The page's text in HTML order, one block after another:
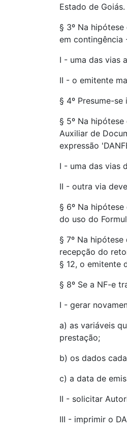
Estado de Goiás.
§ 3º Na
em contingência
I - uma das vias
II - o emitente
§ 4º Presume-
§ 5º Na
Auxiliar de
expressão
I - uma das vias
II - outra via
§ 6º Na
do uso do
§ 7º Na
recepção do
§ 12, o emitente
§ 8º Se a NF-e
I - gerar
a) as variáveis
prestação;
b) os dados
c) a data de
II - solicitar
III - imprimir o